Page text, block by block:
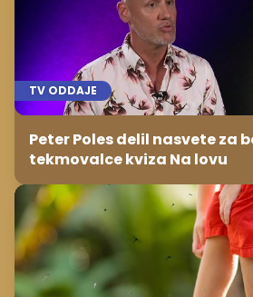
TV ODDAJE
Peter Poles delil nasvete za
tekmovalce kviza Na lovu